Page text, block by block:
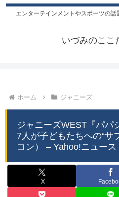
エンターテインメントやスポーツの話
いづみのここ
ホーム ジャニーズ
ジャニーズWEST『パパ
7人が子どもたちへの“サ
コン） – Yahoo!ニュー
X